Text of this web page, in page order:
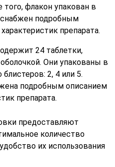
флакон упакован в
подробным
препарата.
24 таблетки,
Они упакованы в
2, 4 или 5.
подробным описанием
препарата.
предоставляют
количество
их использования